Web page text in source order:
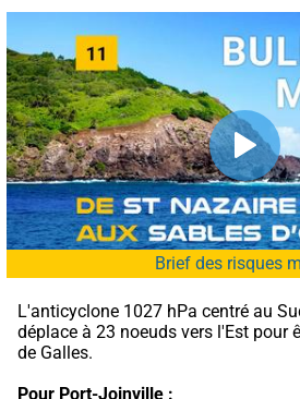
Brief des risques
L'anticyclone 1027 hPa centré au
déplace à 23 noeuds vers l'Est pour
de Galles.
Pour Port-Joinville :